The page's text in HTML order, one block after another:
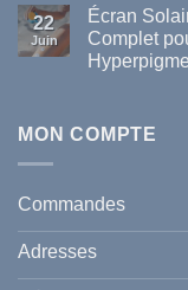
disponibles
en
Tunisie
sur
La
vague
de
comment
et
celle
de
votre
famille
durant
22
Juin
Écran
Complet
Écran
Solaire
Tunisie
Guide
pour
MON COMPTE
Commandes
Adresses